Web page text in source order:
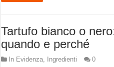
Tartufo bianco o
quando e perché
In Evidenza, Ingredienti 0